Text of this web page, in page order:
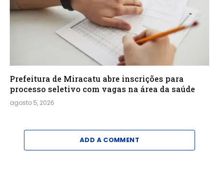
Prefeitura de Miracatu abre inscrições para
processo seletivo com vagas na área da saúde
agosto 5, 2026
ADD A COMMENT